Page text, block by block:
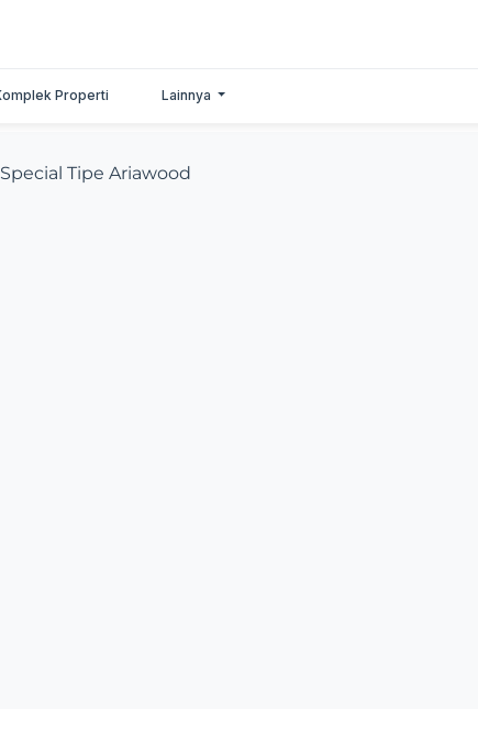
Properti Lainnya